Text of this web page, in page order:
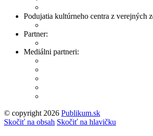
Podujatia kultúrneho centra z verejných
Partner:
Mediálni partneri:
© copyright 2026 Publikum.sk
Tvorba stránok: Enjoy
Skočiť na obsah Skočiť na hlavičku